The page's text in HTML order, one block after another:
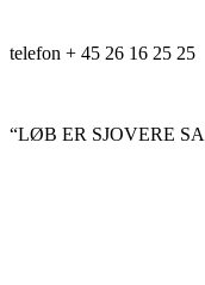
telefon + 45 26 16 25 25
“LØB ER SJOVERE